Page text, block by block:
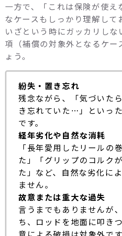
一方で、「これは保険が使
なケースもしっかり理解して
いざという時にガッカリし
項（補償の対象外となるケー
ょう。
紛失・置き忘れ
残念ながら、「気づいた
き忘れていた…」といっ
です。
経年劣化や自然な消耗
「長年愛用したリールの
た」「グリップのコルク
た」など、自然な劣化に
ません。
故意または重大な過失
言うまでもありませんが
ち、ロッドを地面に叩き